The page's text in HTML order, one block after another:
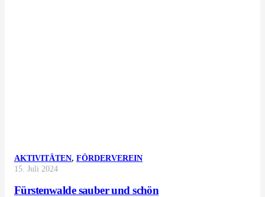
AKTIVITÄTEN, FÖRDERVEREIN
15. Juli 2024
Fürstenwalde sauber und schön